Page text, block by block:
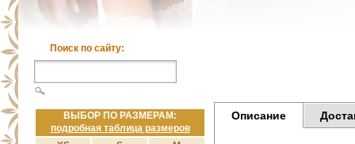
Поиск по сайту:
ВЫБОР ПО РАЗМЕРАМ:
подробная таблица размеров
Описание